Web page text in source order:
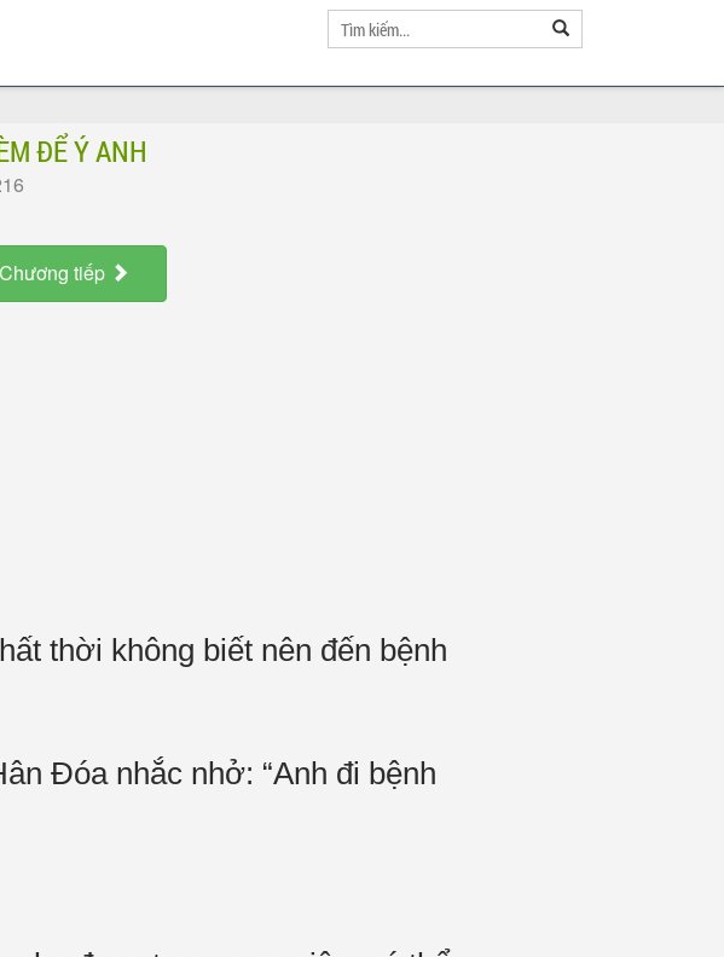
ĐỂ Ý ANH
Chương tiếp
thời không biết nên đến bệnh
Đóa nhắc nhở: “Anh đi bệnh